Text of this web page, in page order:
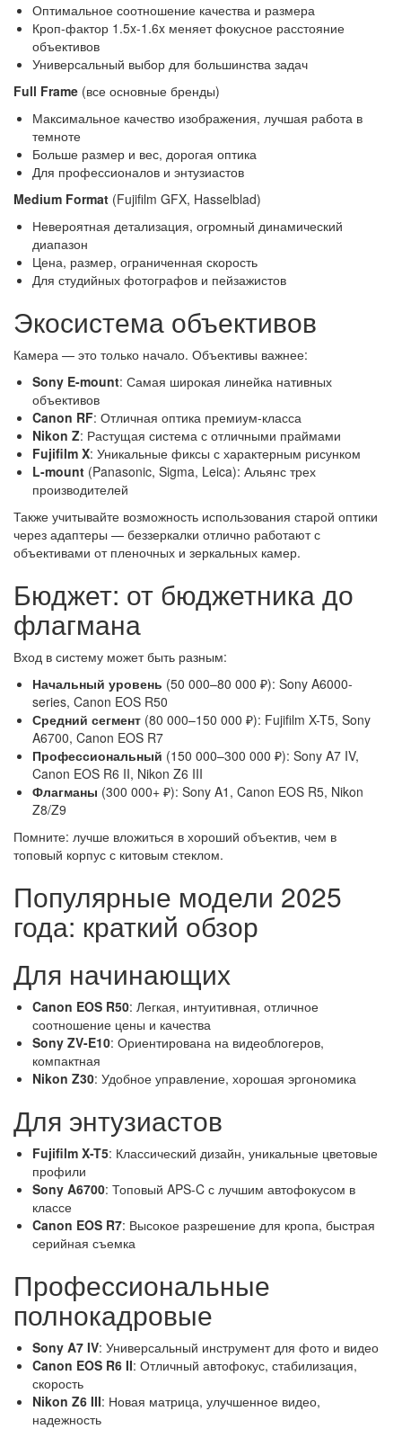
Оптимальное соотношение качества и размера
Кроп-фактор 1.5x-1.6x меняет фокусное расстояние
объективов
Универсальный выбор для большинства задач
Full Frame (все основные бренды)
Максимальное качество изображения, лучшая работа в
темноте
Больше размер и вес, дорогая оптика
Для профессионалов и энтузиастов
Medium Format (Fujifilm GFX, Hasselblad)
Невероятная детализация, огромный динамический
диапазон
Цена, размер, ограниченная скорость
Для студийных фотографов и пейзажистов
Экосистема объективов
Камера — это только начало. Объективы важнее:
Sony E-mount: Самая широкая линейка нативных
объективов
Canon RF: Отличная оптика премиум-класса
Nikon Z: Растущая система с отличными праймами
Fujifilm X: Уникальные фиксы с характерным рисунком
L-mount (Panasonic, Sigma, Leica): Альянс трех
производителей
Также учитывайте возможность использования старой оптики
через адаптеры — беззеркалки отлично работают с
объективами от пленочных и зеркальных камер.
Бюджет: от бюджетника до
флагмана
Вход в систему может быть разным:
Начальный уровень (50 000–80 000 ₽): Sony A6000-
series, Canon EOS R50
Средний сегмент (80 000–150 000 ₽): Fujifilm X-T5, Sony
A6700, Canon EOS R7
Профессиональный (150 000–300 000 ₽): Sony A7 IV,
Canon EOS R6 II, Nikon Z6 III
Флагманы (300 000+ ₽): Sony A1, Canon EOS R5, Nikon
Z8/Z9
Помните: лучше вложиться в хороший объектив, чем в
топовый корпус с китовым стеклом.
Популярные модели 2025
года: краткий обзор
Для начинающих
Canon EOS R50: Легкая, интуитивная, отличное
соотношение цены и качества
Sony ZV-E10: Ориентирована на видеоблогеров,
компактная
Nikon Z30: Удобное управление, хорошая эргономика
Для энтузиастов
Fujifilm X-T5: Классический дизайн, уникальные цветовые
профили
Sony A6700: Топовый APS-C с лучшим автофокусом в
классе
Canon EOS R7: Высокое разрешение для кропа, быстрая
серийная съемка
Профессиональные
полнокадровые
Sony A7 IV: Универсальный инструмент для фото и видео
Canon EOS R6 II: Отличный автофокус, стабилизация,
скорость
Nikon Z6 III: Новая матрица, улучшенное видео,
надежность